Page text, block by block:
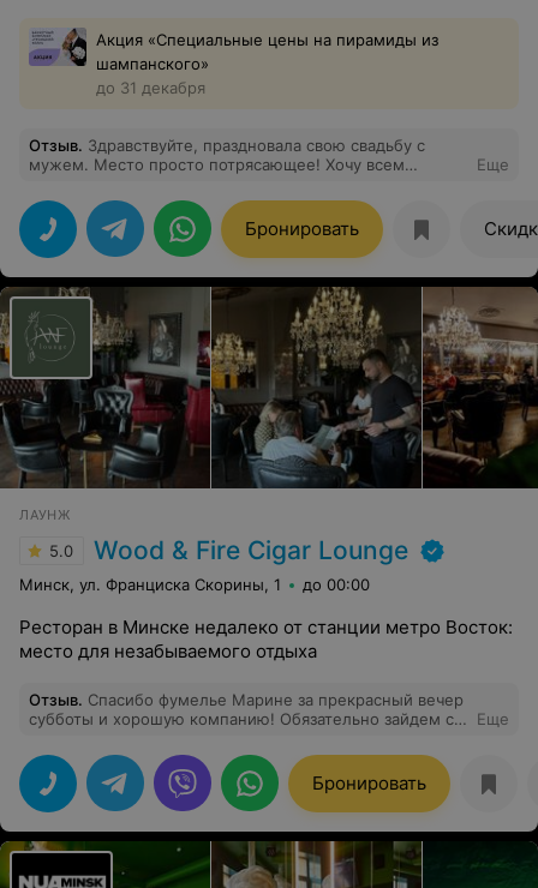
Акция «Специальные цены на пирамиды из
шампанского»
до 31 декабря
Отзыв. Здравствуйте, праздновала свою свадьбу с
мужем. Место просто потрясающее! Хочу всем
всему персоналу за проведение моей свадьбы. Все
было на высоком уровне, мы с мужем остались
довольны. Свадьба проводилась в белом зале, он был
очень просторный. Блюда были вкусные! А самое
огромное спасибо хочу выразить администраторам,
которые прислушивались к нашим пожеланиям и
выполняли все наши требования. Спасибо огромное,
рекомендую! Вы не пожалеете!
Еще
Бронировать
ЛАУНЖ
5.0 Wood & Fire Cigar Lounge
Минск, ул. Франциска Скорины, 1 до 00:00
Ресторан в Минске недалеко от станции метро Восток:
место для незабываемого отдыха
Отзыв. Спасибо фумелье Марине за прекрасный вечер
субботы и хорошую компанию! Обязательно зайдем с
сигар, отличный виски, вкусная кухня.
Еще
Бронировать